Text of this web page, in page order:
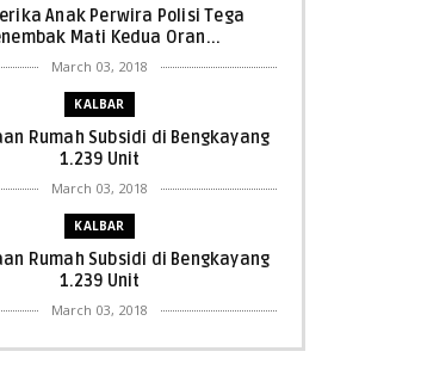
Anak Perwira Polisi Tega
Mati Kedua Oran...
March 03, 2018
KALBAR
Rumah Subsidi di Bengkayang
1.239 Unit
March 03, 2018
KALBAR
Rumah Subsidi di Bengkayang
1.239 Unit
March 03, 2018
KALBAR